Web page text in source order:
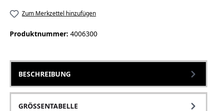
Zum Merkzettel hinzufügen
Produktnummer: 4006300
BESCHREIBUNG
GRÖSSENTABELLE